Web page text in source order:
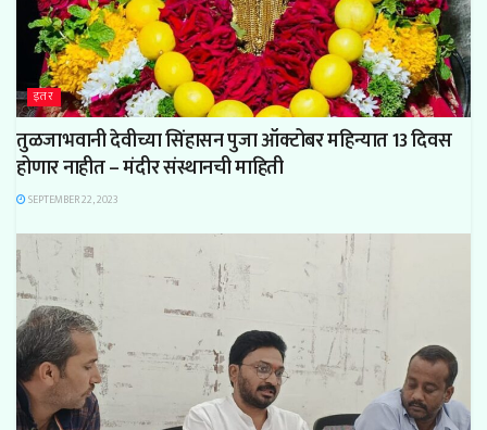
इतर
तुळजाभवानी देवीच्या सिंहासन पुजा ऑक्टोबर महिन्यात 13 दिवस
होणार नाहीत – मंदीर संस्थानची माहिती
SEPTEMBER 22, 2023